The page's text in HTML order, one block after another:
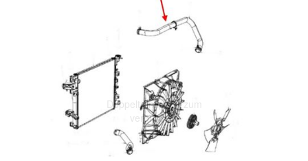
Doppelt antippen zum
vergrößern